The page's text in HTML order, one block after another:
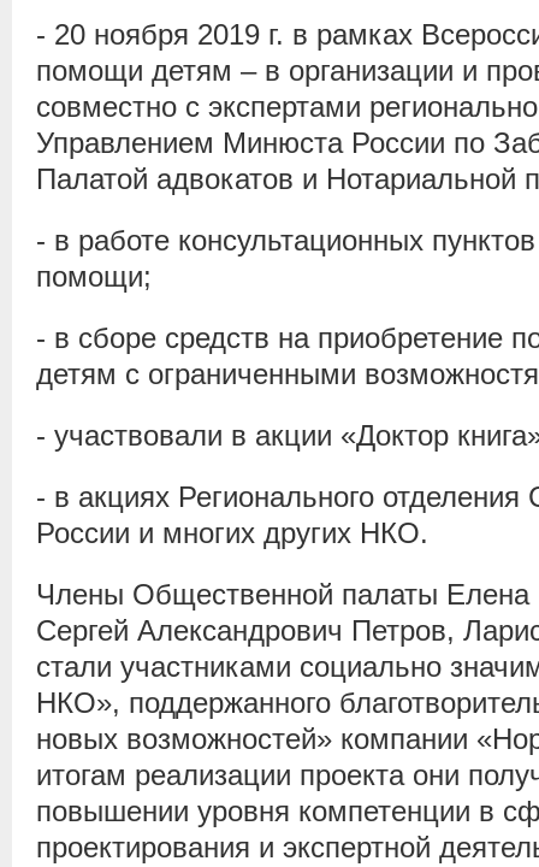
- 20 ноября 2019 г. в рамках
помощи детям – в организации и
совместно с экспертами
Управлением Минюста России по
Палатой адвокатов и Нотариальной
- в работе консультационных
помощи;
- в сборе средств на приобретение
детям с ограниченными
- участвовали в акции «Доктор
- в акциях Регионального
России и многих других НКО.
Члены Общественной палаты
Сергей Александрович Петров,
стали участниками социально
НКО», поддержанного
новых возможностей» компании
итогам реализации проекта они
повышении уровня компетенции в
проектирования и экспертной